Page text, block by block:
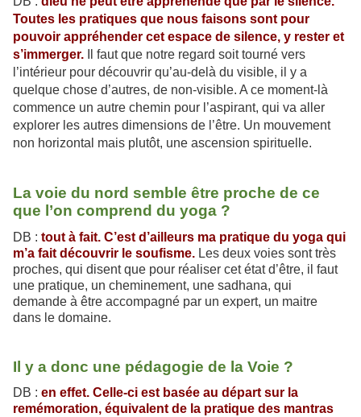
Toutes les pratiques que nous faisons sont pour
pouvoir appréhender cet espace de silence, y rester et
s’immerger. Il faut que notre regard soit tourné vers
l’intérieur pour découvrir qu’au-delà du visible, il y a
quelque chose d’autres, de non-visible. A ce moment-là
commence un autre chemin pour l’aspirant, qui va aller
explorer les autres dimensions de l’être. Un mouvement
non horizontal mais plutôt, une ascension spirituelle.
La voie du nord semble être proche de ce
que l’on comprend du yoga ?
DB : tout à fait. C’est d’ailleurs ma pratique du yoga qui
m’a fait découvrir le soufisme. Les deux voies sont très
proches, qui disent que pour réaliser cet état d’être, il faut
une pratique, un cheminement, une sadhana, qui
demande à être accompagné par un expert, un maitre
dans le domaine.
Il y a donc une pédagogie de la Voie ?
DB : en effet. Celle-ci est basée au départ sur la
remémoration, équivalent de la pratique des mantras